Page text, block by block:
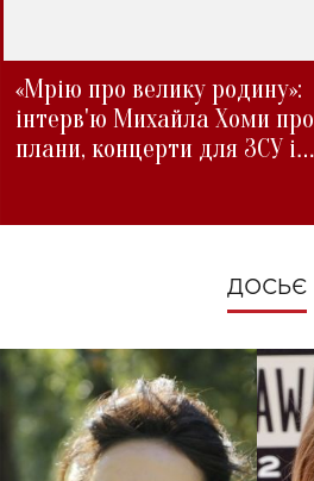
«Мрію про велику родину»:
інтерв'ю Михайла Хоми про
плани, концерти для ЗСУ і
ДОСЬЄ